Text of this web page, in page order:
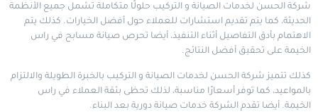
شركة الحسن لخدمات الصيانة و التركيب حلولًا متكاملة تشمل جميع الأنظمة
الحديثة، كما يتم تقديم استشارات للعملاء حول أفضل الخيارات. كذلك يتم
الاهتمام بأدق التفاصيل أثناء التنفيذ، أيضا تحرص صيانة مسابح في راس
الخيمة على تحقيق أفضل النتائج.
كذلك تتميز شركة الحسن لخدمات الصيانة و التركيب بالخبرة الطويلة والالتزام
بالمواعيد، كما توفر أسعارًا مناسبة، لذلك تحظى بثقة العملاء في راس
الخيمة. أيضا تقدم الشركة خدمات صيانة دورية بعد البناء.